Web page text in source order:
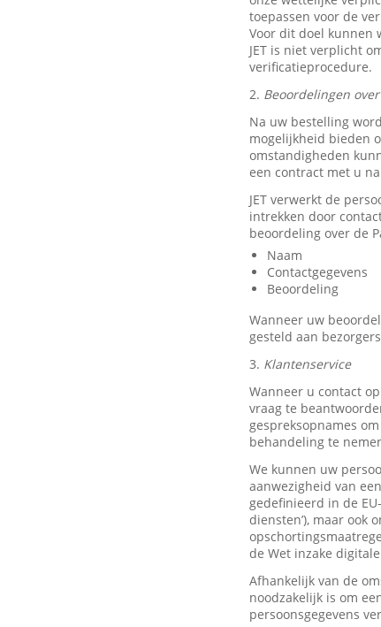
toepassen voor de
Voor dit doel kunnen
JET is niet verplicht
verificatieprocedure.
2. Beoordelingen
Na uw bestelling
mogelijkheid bieden
omstandigheden
een contract met u
JET verwerkt de
intrekken door
beoordeling over de
Naam
Contactgegevens
Beoordeling
Wanneer uw
gesteld aan
3. Klantenservice
Wanneer u contact
vraag te
gespreksopnames
behandeling te
We kunnen uw
aanwezigheid van
gedefinieerd in de
diensten’), maar ook
de Wet inzake
Afhankelijk van de
noodzakelijk is om
persoonsgegevens